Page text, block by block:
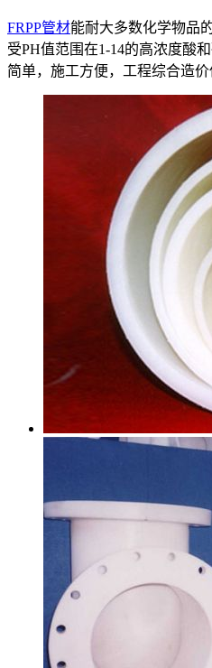
FRPP管材能耐大多数化学物品
受PH值范围在1-14的高浓度酸
简单，施工方便，工程综合造价